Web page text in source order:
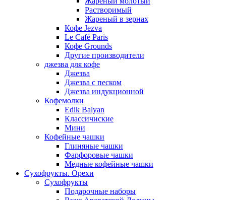
Растворимый
Жареный в зернах
Кофе Jezva
Le Café Paris
Кофе Grounds
Другие производители
джезва для кофе
Джезва
Джезва с песком
Джезва индукционной
Кофемолки
Edik Balyan
Классичиские
Мини
Кофейные чашки
Глиняные чашки
Фарфоровые чашки
Медные кофейные чашки
Сухофрукты. Орехи
Сухофрукты
Подарочные наборы